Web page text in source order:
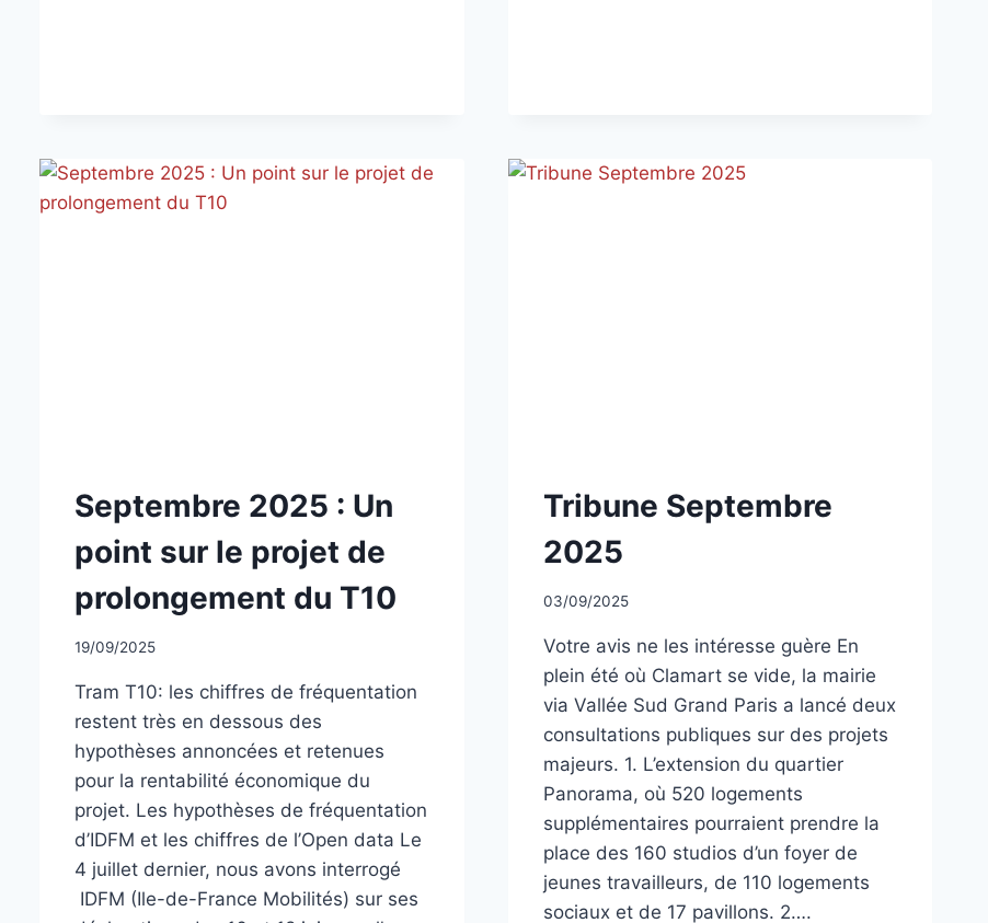
NON
CLASSÉ
Septembre 2025 : Un
point sur le projet de
prolongement du T10
Par
19/09/2025
Tram T10: les chiffres de fréquentation
restent très en dessous des
hypothèses annoncées et retenues
pour la rentabilité économique du
projet. Les hypothèses de fréquentation
d’IDFM et les chiffres de l’Open data Le
4 juillet dernier, nous avons interrogé
IDFM (Ile-de-France Mobilités) sur ses
NON
CLASSÉ
Tribune Septembre
2025
Par
03/09/2025
Votre avis ne les intéresse guère En
plein été où Clamart se vide, la mairie
via Vallée Sud Grand Paris a lancé deux
consultations publiques sur des projets
majeurs. 1. L’extension du quartier
Panorama, où 520 logements
supplémentaires pourraient prendre la
place des 160 studios d’un foyer de
jeunes travailleurs, de 110 logements
sociaux et de 17 pavillons. 2….